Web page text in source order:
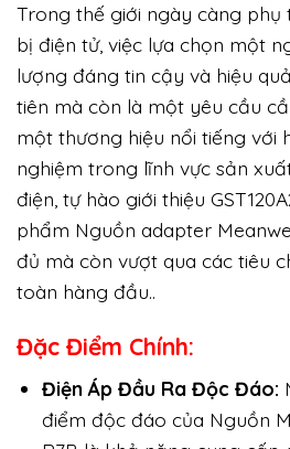
Trong thế giới ngày càng phụ
bị điện tử, việc lựa chọn một
lượng đáng tin cậy và hiệu
tiên mà còn là một yêu cầu
một thương hiệu nổi tiếng với
nghiệm trong lĩnh vực sản
điện, tự hào giới thiệu
phẩm Nguồn adapter
đủ mà còn vượt qua các tiêu
toàn hàng đầu..
Đặc Điểm Chính:
Điện Áp Đầu Ra Độc Đáo:
điểm độc đáo của Nguồn